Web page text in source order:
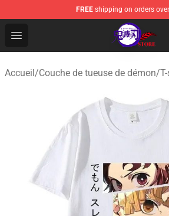
FREE shipping on orders
Open menu
Kimetsu no Yaiba Store -
Accueil/Couche de tueuse de démon/